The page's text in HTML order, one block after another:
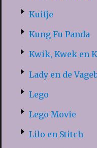
Kuifje
Kung Fu Panda
Kwik, Kwek en
Lady en de
Lego
Lego Movie
Lilo en Stitch